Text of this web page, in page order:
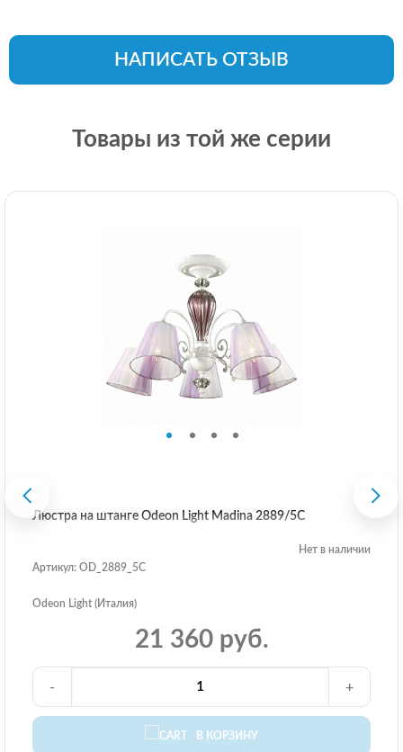
НАПИСАТЬ ОТЗЫВ
Товары из той же серии
Люстра на штанге Odeon Light Madina 2889/5C
Нет в наличии
Артикул: OD_2889_5C
Odeon Light (Италия)
21 360 руб.
В КОРЗИНУ
- +